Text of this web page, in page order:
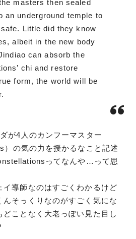
masters then sealed
an underground temple to
Little did they know
albeit in the new body
can absorb the
chi and restore
form, the world will be
が4人のカンフーマスター
）の気の力を授かるなこと記述
ってなんや…って思
イ導師なのはすごくわかるけど
んそっくりなのがすごく気にな
どことなく大老っぽい見た目し